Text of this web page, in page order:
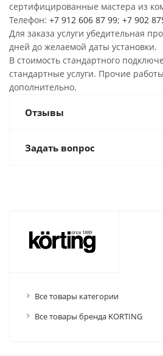
сертифицированные мастера из
Телефон: +7 912 606 87 99; +7 902
Для заказа услуги убедительная
дней до желаемой даты установки.
В стоимость стандартного
стандартные услуги. Прочие
дополнительно.
Отзывы
Задать вопрос
Все товары категории
Все товары бренда KORTING